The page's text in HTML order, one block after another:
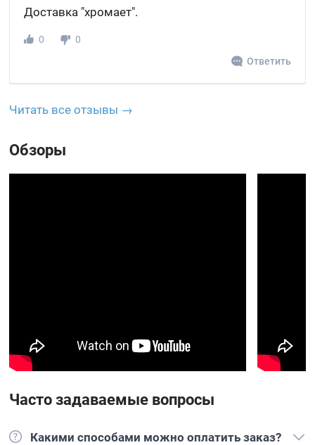
Доставка "хромает".
0
0
Ответить
Читать все отзывы →
Обзоры
Часто задаваемые вопросы
Какими способами можно оплатить заказ?